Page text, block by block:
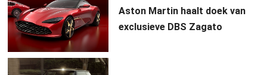
Aston Martin haalt doek van
exclusieve DBS Zagato